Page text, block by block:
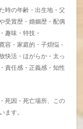
時の年齢・出生地・父
受賞歴・婚姻歴・配偶
趣味・特技・
容・家庭的・子煩悩・
快活・ほがらか・太っ
責任感・正義感・知性
死因・死亡場所、この
ます。